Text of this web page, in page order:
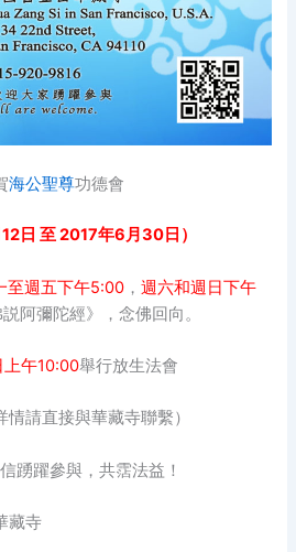
海公聖尊功德會
12日 至 2017年6月30日）
至週五下午5:00 ， 週六和週日下午
阿彌陀經》，念佛回向。
午10:00舉行放生法會
情請直接與華藏寺聯繫）
踴躍參與，共霑法益！
藏寺